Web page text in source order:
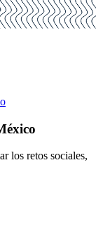
los retos sociales,